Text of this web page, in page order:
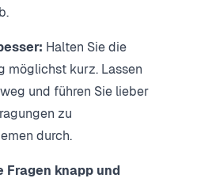
Halten Sie die
möglichst kurz. Lassen
und führen Sie lieber
zu
durch.
Fragen knapp und